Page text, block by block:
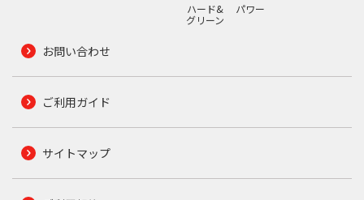
ハード&
グリーン
パワー
お問い合わせ
ご利用ガイド
サイトマップ